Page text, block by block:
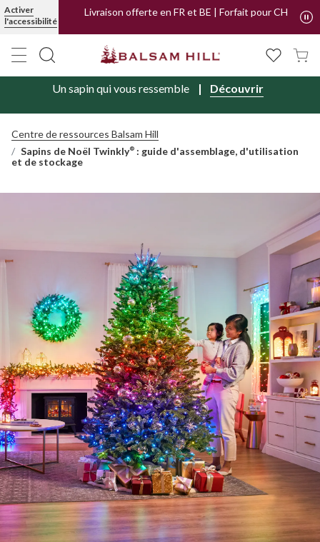
Activer
l'accessibilité
Livraison offerte en FR et BE | Forfait pour CH
Un sapin qui vous ressemble Découvrir
Centre de ressources Balsam Hill
Sapins de Noël Twinkly® : guide d'assemblage, d'utilisation
et de stockage